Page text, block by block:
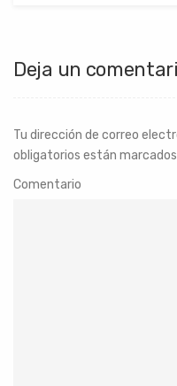
Deja un
Tu dirección de correo
obligatorios están
Comentario